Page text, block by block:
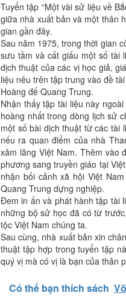
Tuyển tập “Một vài sử liệu về
giữa nhà xuất bản và một thân
gian gần đây.
Sau năm 1975, trong thời gian
sưu tầm và cất giấu một số tài
dịch thuật của các vị học giả,
liệu nêu trên tập trung vào đề
Hoàng đế Quang Trung.
Nhận thấy tập tài liệu này
hoàng nhất trong dòng lịch sử
một số bài dịch thuật từ các tài
nếu ra quan điểm của nhà
xâm lăng Việt Nam. Thêm vào
phương sang truyền giáo tại
nhận bối cảnh xã hội Việt
Quang Trung dựng nghiệp.
Đem in ấn và phát hành tập tài
những bộ sử học đã có từ
tộc Việt Nam chúng ta.
Sau cùng, nhà xuất bản xin
thuật tập hợp trong tuyển tập
quý vị mà có vị là bạn của thân
Có thể bạn thích sách